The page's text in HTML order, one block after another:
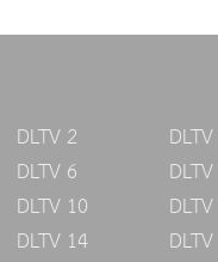
DLTV 2
DLTV 6
DLTV 10
DLTV 14